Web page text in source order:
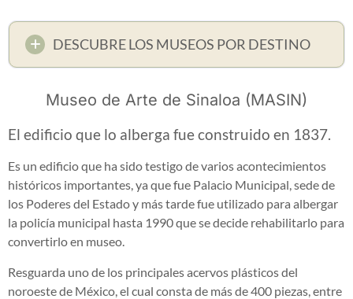
DESCUBRE LOS MUSEOS POR DESTINO
Museo de Arte de Sinaloa (MASIN)
El edificio que lo alberga fue construido en 1837.
Es un edificio que ha sido testigo de varios acontecimientos
históricos importantes, ya que fue Palacio Municipal, sede de
los Poderes del Estado y más tarde fue utilizado para albergar
la policía municipal hasta 1990 que se decide rehabilitarlo para
convertirlo en museo.
Resguarda uno de los principales acervos plásticos del
noroeste de México, el cual consta de más de 400 piezas, entre